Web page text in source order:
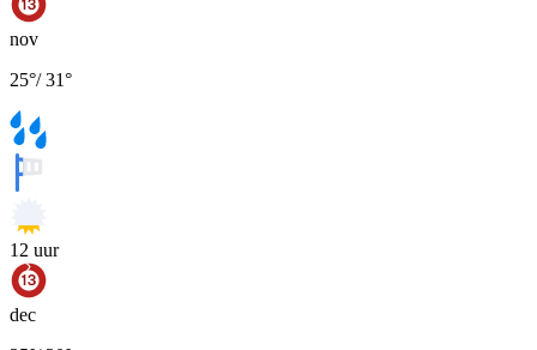
nov
25°/31°
12 uur
dec